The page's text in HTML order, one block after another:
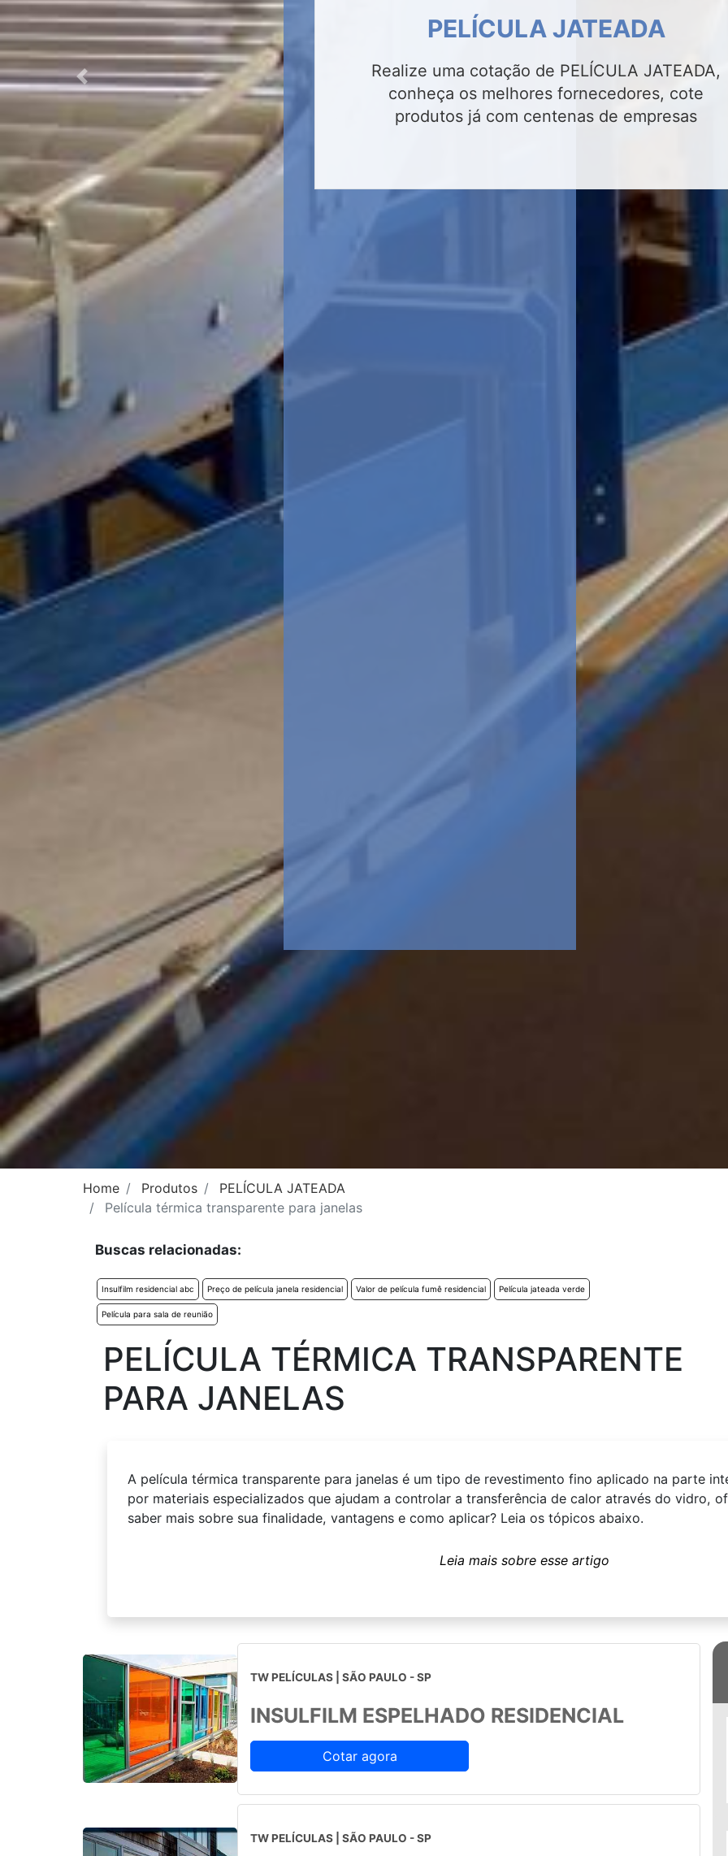
INSULFILM RESIDENCIAL
Realize uma cotação de INSULFILM
RESIDENCIAL, conheça os melhores
fornecedores, cote produtos já com centenas
de empresas
Previous
Home Produtos
PELÍCULA JATEADA
Película térmica transparente para janelas
Buscas relacionadas:
Insulfilm residencial abc Preço de película janela residencial Valor de película fumê residencial Película jateada verde
Película para sala de reunião
PELÍCULA TÉRMICA TRANSPARENTE
PARA JANELAS
A película térmica transparente para janelas é um tipo de revestimento fino aplicado na parte
por materiais especializados que ajudam a controlar a transferência de calor através do vidro,
saber mais sobre sua finalidade, vantagens e como aplicar? Leia os tópicos abaixo.
TW PELÍCULAS | SÃO PAULO - SP
INSULFILM ESPELHADO RESIDENCIAL
Cotar agora
TW PELÍCULAS | SÃO PAULO - SP